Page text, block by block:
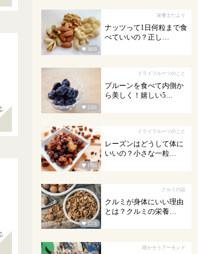
 3619
栄養士だより
ナッツって1日何粒まで食
べていいの？正し…
 2101
ドライフルーツのこと
プルーンを食べて内側か
ら美しく！嬉しい5…
 1786
ドライフルーツのこと
レーズンはどうして体に
いいの？小さな一粒…
1278
クルミの話
クルミが身体にいい理由
とは？クルミの栄養…
咲かそうアーモンド